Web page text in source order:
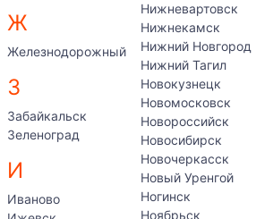
Ж
Железнодорожный
З
Забайкальск
Зеленоград
И
Иваново
Нижневартовск
Нижнекамск
Нижний Новгород
Нижний Тагил
Новокузнецк
Новомосковск
Новороссийск
Новосибирск
Новочеркасск
Новый Уренгой
Ногинск
Ноябрьск